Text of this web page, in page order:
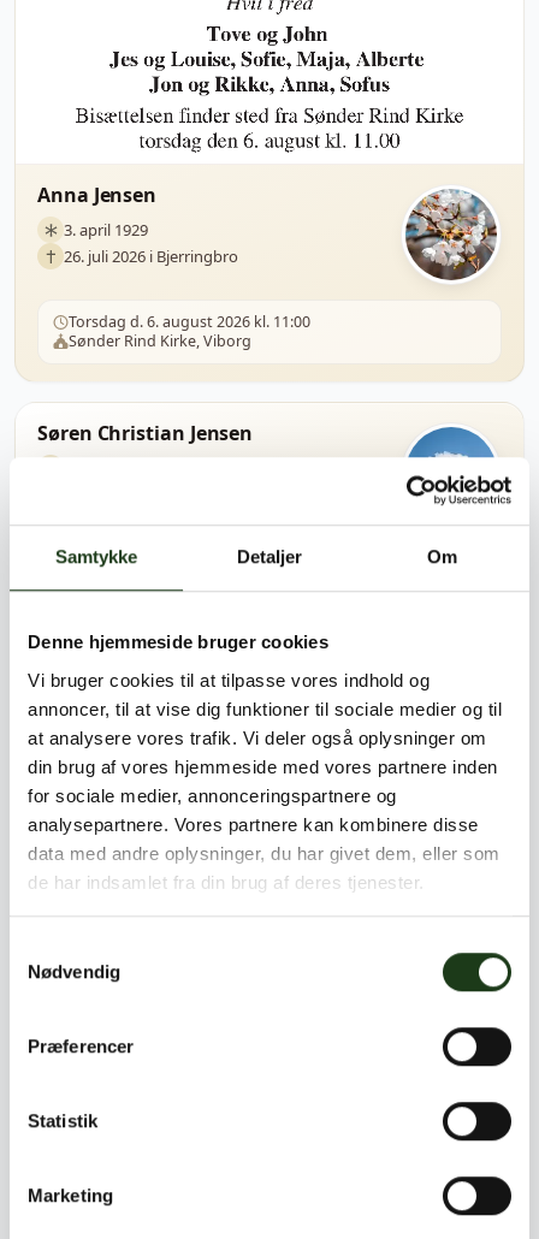
Samtykke Detaljer Om
Denne hjemmeside bruger cookies
Vi bruger cookies til at tilpasse vores indhold og
annoncer, til at vise dig funktioner til sociale medier og til
at analysere vores trafik. Vi deler også oplysninger om
din brug af vores hjemmeside med vores partnere inden
for sociale medier, annonceringspartnere og
analysepartnere. Vores partnere kan kombinere disse
data med andre oplysninger, du har givet dem, eller som
de har indsamlet fra din brug af deres tjenester.
Nødvendig
Præferencer
Statistik
Marketing
Anna Jensen
3. april 1929
26. juli 2026 i Bjerringbro
Torsdag d. 6. august 2026 kl. 11:00
Sønder Rind Kirke, Viborg
Søren Christian Jensen
Send blomster
5. juli 1946
23. juli 2026 i Horsens
Tirsdag d. 4. august 2026 kl. 13:00
Tyrsted Kirke, Horsens
Send blomster
Anette Kærgaard
Ørridslev Kirke, Hovedgård